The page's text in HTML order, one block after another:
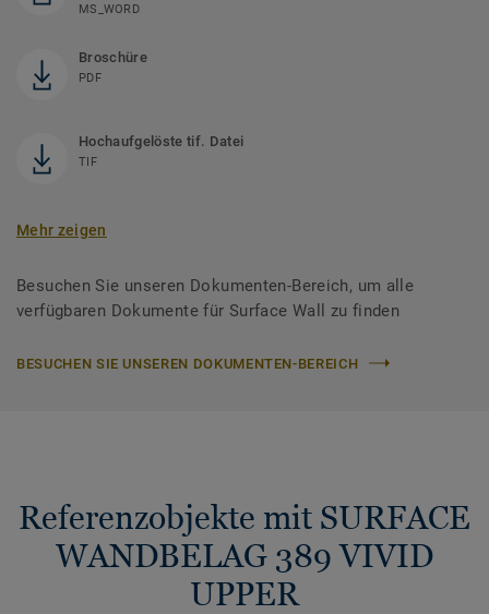
MS_WORD
Broschüre
PDF
Hochaufgelöste tif. Datei
TIF
Mehr zeigen
Besuchen Sie unseren Dokumenten-Bereich, um alle
verfügbaren Dokumente für Surface Wall zu finden
BESUCHEN SIE UNSEREN DOKUMENTEN-BEREICH
Referenzobjekte mit SURFACE
WANDBELAG 389 VIVID
UPPER